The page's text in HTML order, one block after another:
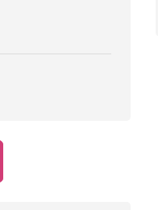
wel belachelijk
Bij mij wisselt